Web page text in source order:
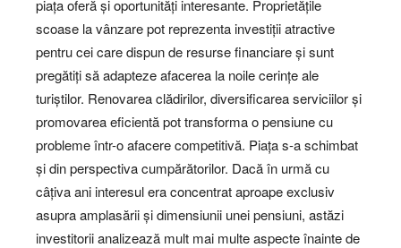
piața oferă și oportunități interesante. Proprietățile
scoase la vânzare pot reprezenta investiții atractive
pentru cei care dispun de resurse financiare și sunt
pregătiți să adapteze afacerea la noile cerințe ale
turiștilor. Renovarea clădirilor, diversificarea serviciilor și
promovarea eficientă pot transforma o pensiune cu
probleme într-o afacere competitivă. Piața s-a schimbat
și din perspectiva cumpărătorilor. Dacă în urmă cu
câțiva ani interesul era concentrat aproape exclusiv
asupra amplasării și dimensiunii unei pensiuni, astăzi
investitorii analizează mult mai multe aspecte înainte de